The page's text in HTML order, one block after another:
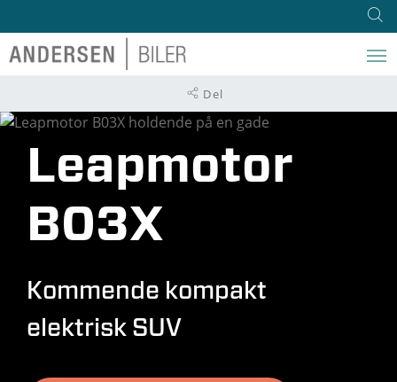
Del
Leapmotor
B03X
Kommende kompakt
elektrisk SUV